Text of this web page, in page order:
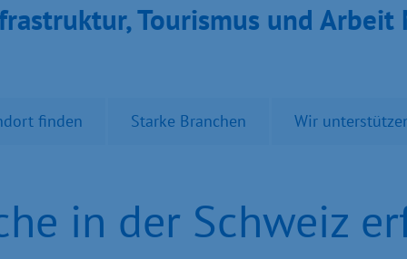
Tou­ris­mus und Ar­beit
finden Starke Branchen Wir
in der Schweiz